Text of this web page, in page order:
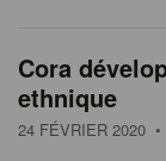
Cora
ethnique
24 FÉVRIER 2020